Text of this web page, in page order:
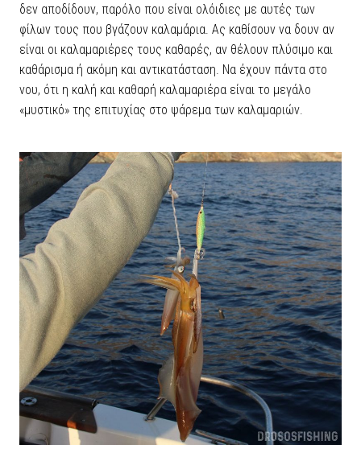
δεν αποδίδουν, παρόλο που είναι ολόιδιες με αυτές των
φίλων τους που βγάζουν καλαμάρια. Ας καθίσουν να δουν αν
είναι οι καλαμαριέρες τους καθαρές, αν θέλουν πλύσιμο και
καθάρισμα ή ακόμη και αντικατάσταση. Να έχουν πάντα στο
νου, ότι η καλή και καθαρή καλαμαριέρα είναι το μεγάλο
«μυστικό» της επιτυχίας στο ψάρεμα των καλαμαριών.